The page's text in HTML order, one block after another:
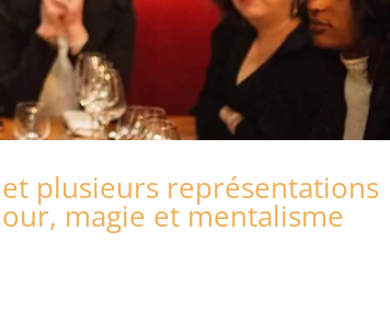
plusieurs représentations
magie et mentalisme